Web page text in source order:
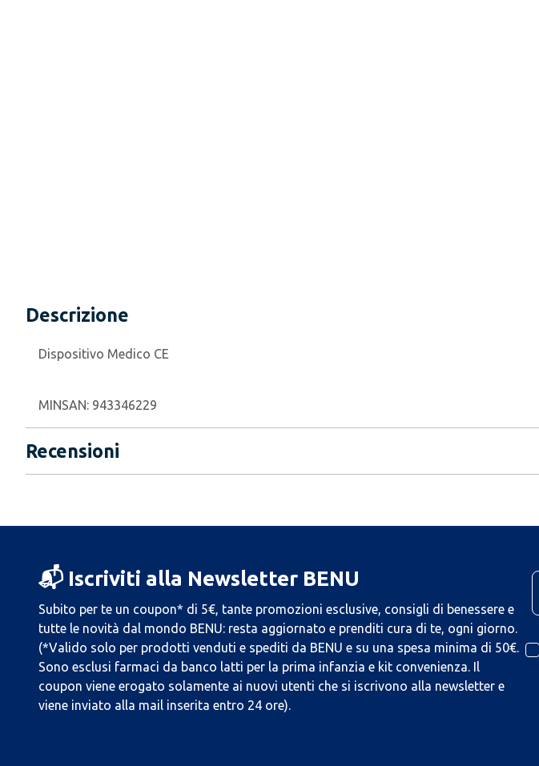
Descrizione
Dispositivo Medico CE
MINSAN: 943346229
Recensioni
📬 Iscriviti alla Newsletter BENU
Subito per te un coupon* di 5€, tante promozioni esclusive, consigli di benessere e
tutte le novità dal mondo BENU: resta aggiornato e prenditi cura di te, ogni giorno.
(*Valido solo per prodotti venduti e spediti da BENU e su una spesa minima di 50€.
Sono esclusi farmaci da banco latti per la prima infanzia e kit convenienza. Il
coupon viene erogato solamente ai nuovi utenti che si iscrivono alla newsletter e
viene inviato alla mail inserita entro 24 ore).